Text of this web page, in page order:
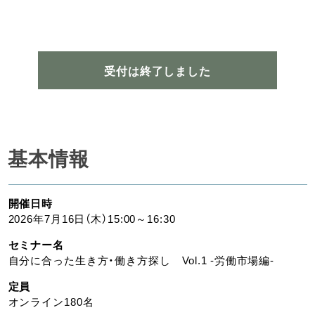
受付は終了しました
基本情報
開催日時
2026年7月16日（木）15:00～16:30
セミナー名
自分に合った生き方・働き方探し Vol.1 -労働市場編-
定員
オンライン180名